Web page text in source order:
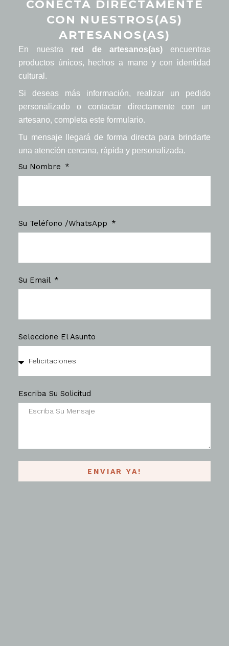
CONECTA DIRECTAMENTE
CON NUESTROS(AS)
ARTESANOS(AS)
En nuestra red de artesanos(as)encuentras
productos únicos, hechos a mano y con identidad
cultural.
Si deseas más información, realizar un pedido
personalizado o contactar directamente con un
artesano, completa este formulario.
Tu mensaje llegará de forma directa para brindarte
una atención cercana, rápida y personalizada.
Su Nombre
Su Teléfono /WhatsApp
Su Email
Seleccione El Asunto
Escriba Su Solicitud
ENVIAR YA!